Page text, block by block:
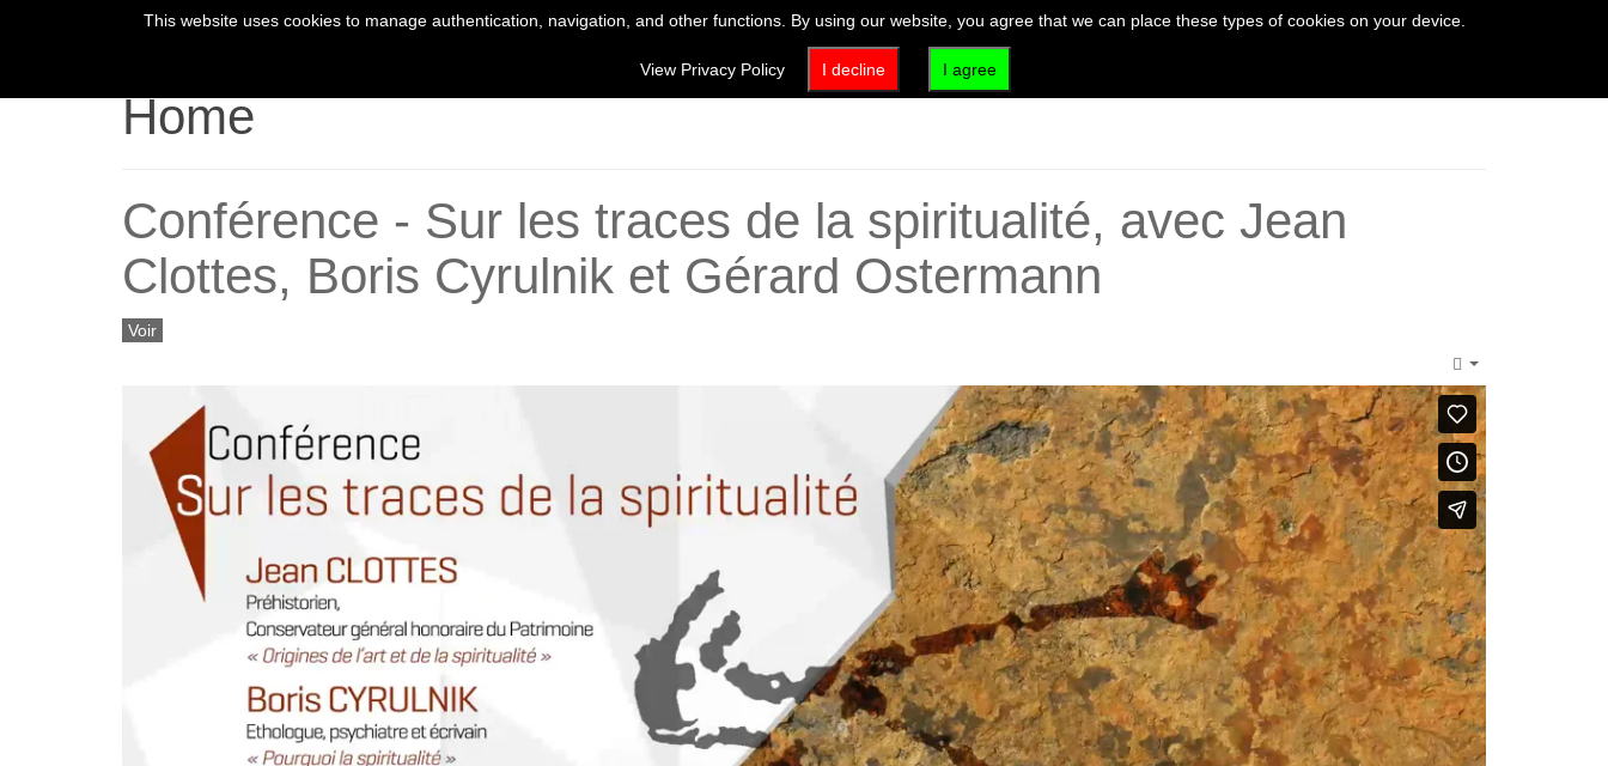
HOME YOUR VISIT EXHIBITIONS & EVENTS ACTIVITIES & EDUCATION THE VEZERE VALLEY
Home
Conférence - Sur les traces de la spiritualité, avec Jean
Clottes, Boris Cyrulnik et Gérard Ostermann
Voir
This website uses cookies to manage authentication, navigation, and other functions. By using our website, you agree that we can place these types of cookies on your device.
View Privacy Policy I decline I agree